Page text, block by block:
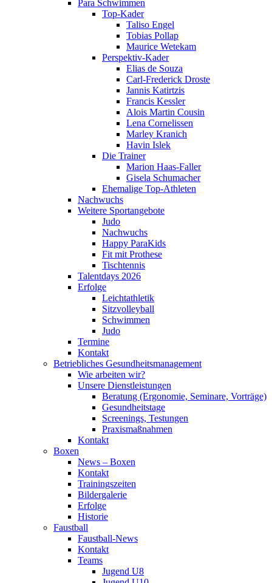
Para Schwimmen
Top-Kader
Taliso Engel
Tobias Pollap
Maurice Wetekam
Perspektiv-Kader
Elias de Souza
Carl-Frederick Droste
Jannis Katirtzis
Francis Kessler
Alois Martin Cousin
Lena Cornelissen
Marley Kranich
Havin Islek
Die Trainer
Marion Haas-Faller
Gisela Schumacher
Ehemalige Top-Athleten
Nachwuchs
Weitere Sportangebote
Judo
Nachwuchs
Happy ParaKids
Fit mit Prothese
Tischtennis
Talentdays 2026
Erfolge
Leichtathletik
Sitzvolleyball
Schwimmen
Judo
Termine
Kontakt
Betriebliches Gesundheits­management
Wie arbeiten wir?
Unsere Dienstleistungen
Beratung (Ergonomie, Seminare, Vorträge)
Gesundheitstage
Screenings, Testungen
Praxismaßnahmen
Kontakt
Boxen
News – Boxen
Kontakt
Trainingszeiten
Bildergalerie
Erfolge
Historie
Faustball
Faustball-News
Kontakt
Teams
Jugend U8